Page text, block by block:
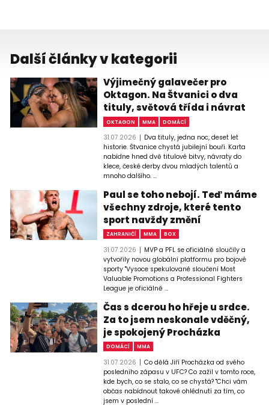
Další články v kategorii
Výjimečný galavečer pro
Oktagon. Na Štvanici o dva
tituly, světová třída i návrat
OKTAGON MMA DOMÁCÍ
31.07.2026
Dva tituly, jedna noc, deset let
historie. Štvanice chystá jubilejní bouři. Karta
nabídne hned dvě titulové bitvy, návraty do
klece, české derby dvou mladých talentů a
mnoho dalšího. ...
Paul se toho nebojí. Teď máme
všechny zdroje, které tento
sport navždy změní
ZAHRANIČÍ MMA BOX
31.07.2026
MVP a PFL se oficiálně sloučily a
vytvořily novou globální platformu pro bojové
sporty "Vysoce spekulované sloučení Most
Valuable Promotions a Professional Fighters
League je oficiálně ...
Čas s dcerou ho hřeje u srdce.
Za to jsem neskonale vděčný,
je spokojený Procházka
DOMÁCÍ MMA
31.07.2026
Co dělá Jiří Procházka od svého
posledního zápasu v UFC? Co zažil v tomto roce,
kde bych, co se stalo, co se chystá? "Chci vám
občas nabídnout takové ohlédnutí za tím, co
jsem v poslední ...